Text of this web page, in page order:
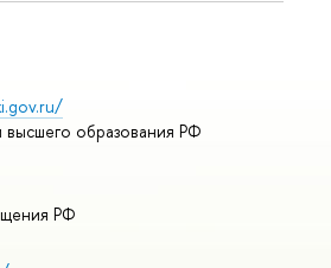
образования РФ
РФ